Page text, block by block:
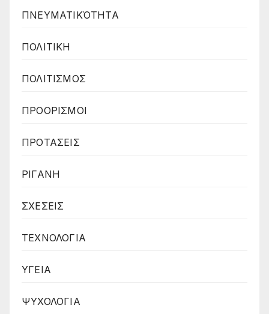
ΠΝΕΥΜΑΤΙΚΌΤΗΤΑ
ΠΟΛΙΤΙΚΗ
ΠΟΛΙΤΙΣΜΟΣ
ΠΡΟΟΡΙΣΜΟΙ
ΠΡΟΤΑΣΕΙΣ
ΡΙΓΑΝΗ
ΣΧΕΣΕΙΣ
ΤΕΧΝΟΛΟΓΙΑ
ΥΓΕΙΑ
ΨΥΧΟΛΟΓΙΑ